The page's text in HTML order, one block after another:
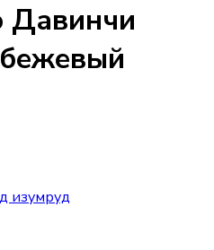
Давинчи
изумруд